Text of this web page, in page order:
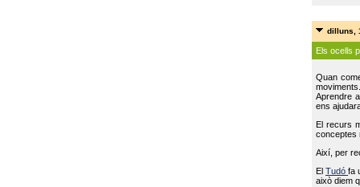
dilluns,
Els ocells
Quan
Aprendre
ens
El recurs
conceptes
Així, per
ElTudófa
això diem